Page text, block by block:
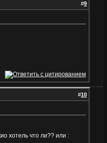
#9
#10
хотель что ли?? или :